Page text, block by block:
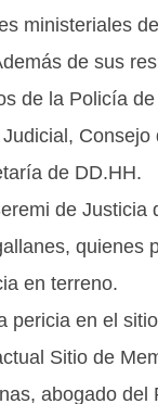
ministeriales
de sus
de la Policía
Consejo
de DD.HH.
de Justicia
quienes
en terreno.
pericia en el
Sitio de
abogado del